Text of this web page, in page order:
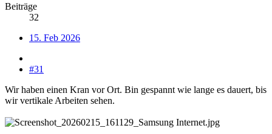
Beiträge
32
15. Feb 2026
#31
Wir haben einen Kran vor Ort. Bin gespannt wie lange es dauert, bis
wir vertikale Arbeiten sehen.